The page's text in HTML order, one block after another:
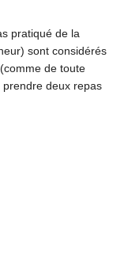
pratiqué de la
sont considérés
de toute
deux repas